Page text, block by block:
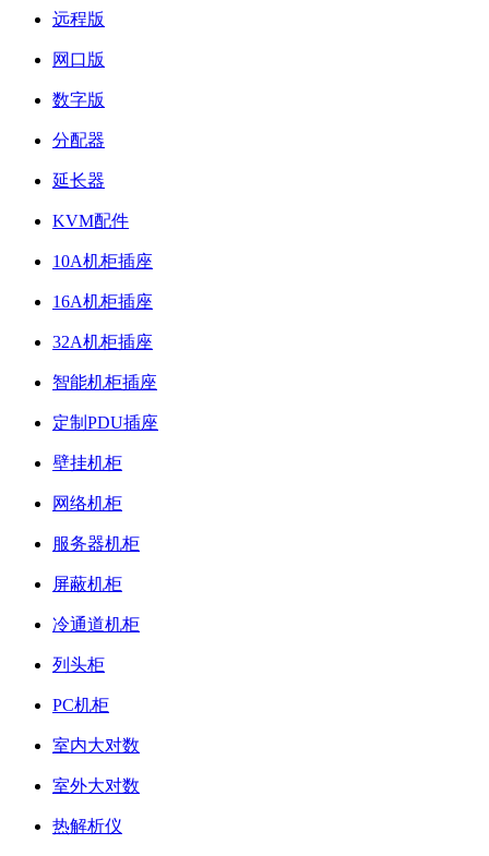
远程版
网口版
数字版
分配器
延长器
KVM配件
10A机柜插座
16A机柜插座
32A机柜插座
智能机柜插座
定制PDU插座
壁挂机柜
网络机柜
服务器机柜
屏蔽机柜
冷通道机柜
列头柜
PC机柜
室内大对数
室外大对数
热解析仪